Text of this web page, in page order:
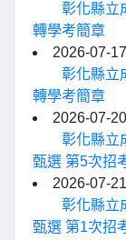
彰化縣立
轉學考簡章
2026-07-17
彰化縣立
轉學考簡章
2026-07-20
彰化縣立
甄選 第5次招
2026-07-21
彰化縣立
甄選 第1次招